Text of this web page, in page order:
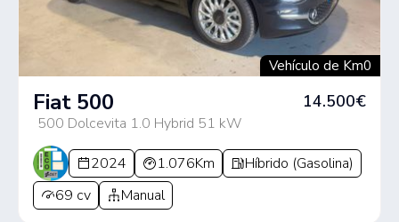
Vehículo de Km0
Fiat 500
500 Dolcevita 1.0 Hybrid 51 kW
14.500€
2024 1.076Km
Híbrido (Gasolina)
69 cv
Manual